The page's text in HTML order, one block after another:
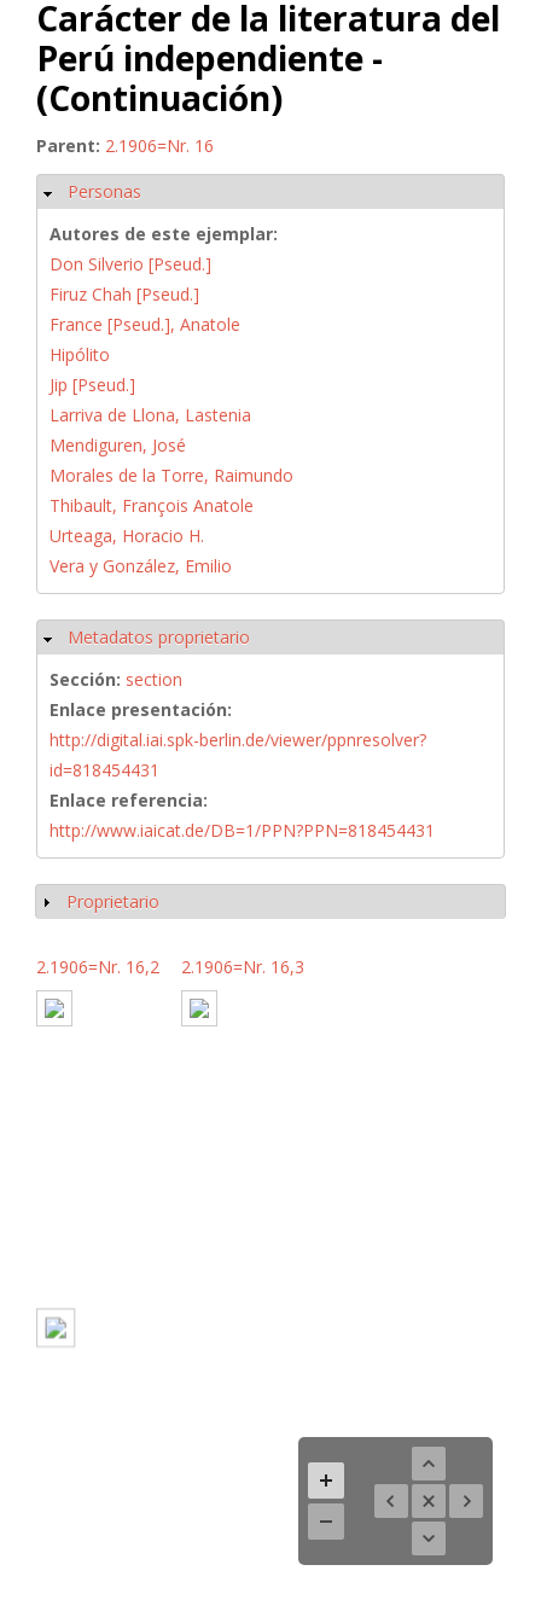
Carácter de la literatura del
Perú independiente -
(Continuación)
Parent: 2.1906=Nr. 16
Ocultar
Personas
Autores de este ejemplar:
Don Silverio [Pseud.]
Firuz Chah [Pseud.]
France [Pseud.], Anatole
Hipólito
Jip [Pseud.]
Larriva de Llona, Lastenia
Mendiguren, José
Morales de la Torre, Raimundo
Thibault, François Anatole
Urteaga, Horacio H.
Vera y González, Emilio
Ocultar
Metadatos proprietario
Sección: section
Enlace presentación:
http://digital.iai.spk-berlin.de/viewer/ppnresolver?
id=818454431
Enlace referencia:
http://www.iaicat.de/DB=1/PPN?PPN=818454431
Mostrar
Proprietario
2.1906=Nr. 16,2 2.1906=Nr. 16,3